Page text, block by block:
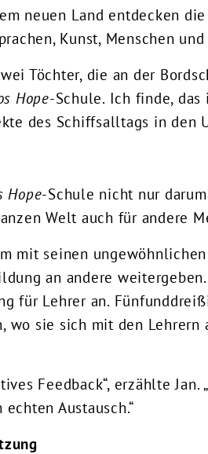
neuen Land entdecken
Kunst, Menschen
Töchter, die an der
Hope-Schule. Ich finde, das
des Schiffsalltags in den
Hope-Schule nicht nur
Welt auch für andere
mit seinen
an andere
für Lehrer an.
wo sie sich mit den Lehrern
Feedback“, erzählte
Austausch.“